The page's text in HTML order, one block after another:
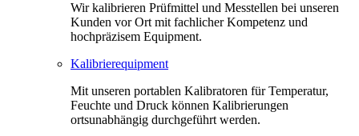
Wir kalibrieren Prüfmittel und Messtellen bei unseren
Kunden vor Ort mit fachlicher Kompetenz und
hochpräzisem Equipment.
Kalibrierequipment
Mit unseren portablen Kalibratoren für Temperatur,
Feuchte und Druck können Kalibrierungen
ortsunabhängig durchgeführt werden.